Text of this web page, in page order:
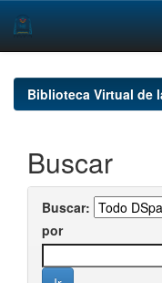
navigationBiblioteca Virtual de
Buscar
Buscar:
por